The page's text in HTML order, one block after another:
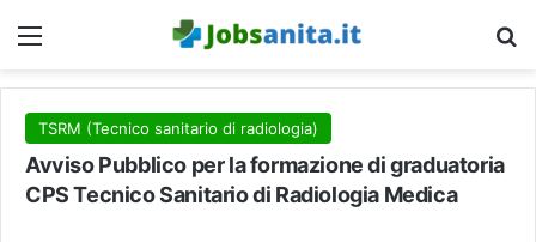
Menu
TSRM (Tecnico sanitario di radiologia)
Avviso Pubblico per la formazione di graduatoria
CPS Tecnico Sanitario di Radiologia Medica